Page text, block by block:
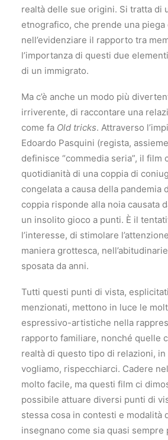
realtà delle sue origini. Si tratta di
etnografico, che prende una
nell’evidenziare il rapporto tra
l’importanza di questi due
di un immigrato.
Ma c’è anche un modo più
irriverente, di raccontare una
come fa Old tricks. Attraverso
Edoardo Pasquini (regista,
definisce “commedia seria”, il film
quotidianità di una coppia di
congelata a causa della pandemia
coppia risponde alla noia causata
un insolito gioco a punti. È il
l’interesse, di stimolare
maniera grottesca,
sposata da anni.
Tutti questi punti di vista,
menzionati, mettono in luce le
espressivo-artistiche nella
rapporto familiare, nonché quelle
realtà di questo tipo di relazioni, in
vogliamo, rispecchiarci. Cadere
molto facile, ma questi film ci
possibile attuare diversi punti di
stessa cosa in contesti e modalità
insegnano come sia quasi sempre